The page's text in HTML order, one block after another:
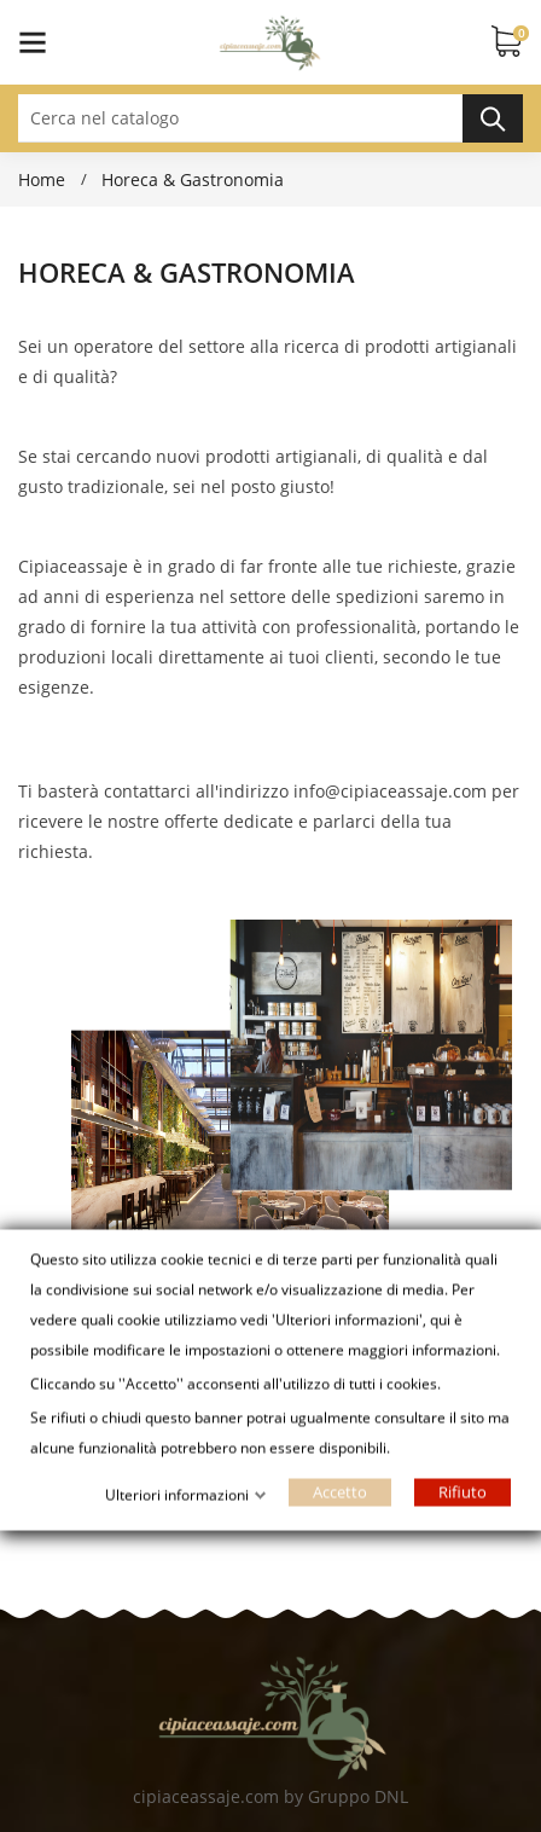
0
Home Horeca & Gastronomia
HORECA & GASTRONOMIA
Sei un operatore del settore alla ricerca di prodotti artigianali
e di qualità?
Se stai cercando nuovi prodotti artigianali, di qualità e dal
gusto tradizionale, sei nel posto giusto!
Cipiaceassaje è in grado di far fronte alle tue richieste, grazie
ad anni di esperienza nel settore delle spedizioni saremo in
grado di fornire la tua attività con professionalità, portando le
produzioni locali direttamente ai tuoi clienti, secondo le tue
esigenze.
Ti basterà contattarci all'indirizzo info@cipiaceassaje.com per
ricevere le nostre offerte dedicate e parlarci della tua
richiesta.
cipiaceassaje.com by Gruppo DNL
Questo sito utilizza cookie tecnici e di terze parti per funzionalità quali
la condivisione sui social network e/o visualizzazione di media. Per
vedere quali cookie utilizziamo vedi 'Ulteriori informazioni', qui è
possibile modificare le impostazioni o ottenere maggiori informazioni.
Cliccando su ''Accetto'' acconsenti all'utilizzo di tutti i cookies.
Se rifiuti o chiudi questo banner potrai ugualmente consultare il sito ma
alcune funzionalità potrebbero non essere disponibili.
Ulteriori informazioni Accetto Rifiuto